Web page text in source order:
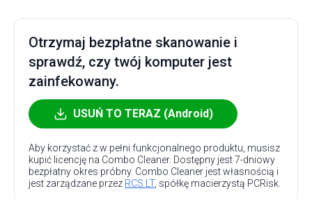
Otrzymaj bezpłatne skanowanie i
sprawdź, czy twój komputer jest
zainfekowany.
USUŃ TO TERAZ (Android)
Aby korzystać z w pełni funkcjonalnego produktu, musisz
kupić licencję na Combo Cleaner. Dostępny jest 7-dniowy
bezpłatny okres próbny. Combo Cleaner jest własnością i
jest zarządzane przez RCS LT, spółkę macierzystą PCRisk.